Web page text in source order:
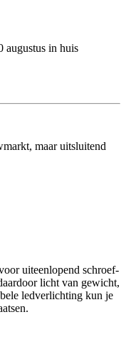
augustus in huis
maar uitsluitend
uiteenlopend schroef-
licht van gewicht,
ledverlichting kun je